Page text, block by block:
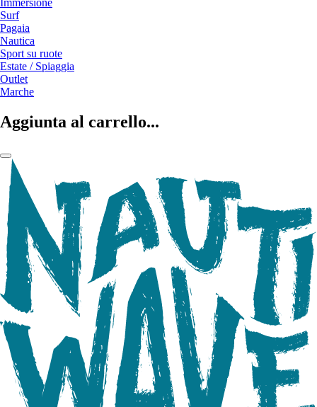
Surf
Pagaia
Nautica
Sport su ruote
Estate / Spiaggia
Outlet
Marche
Aggiunta al carrello...